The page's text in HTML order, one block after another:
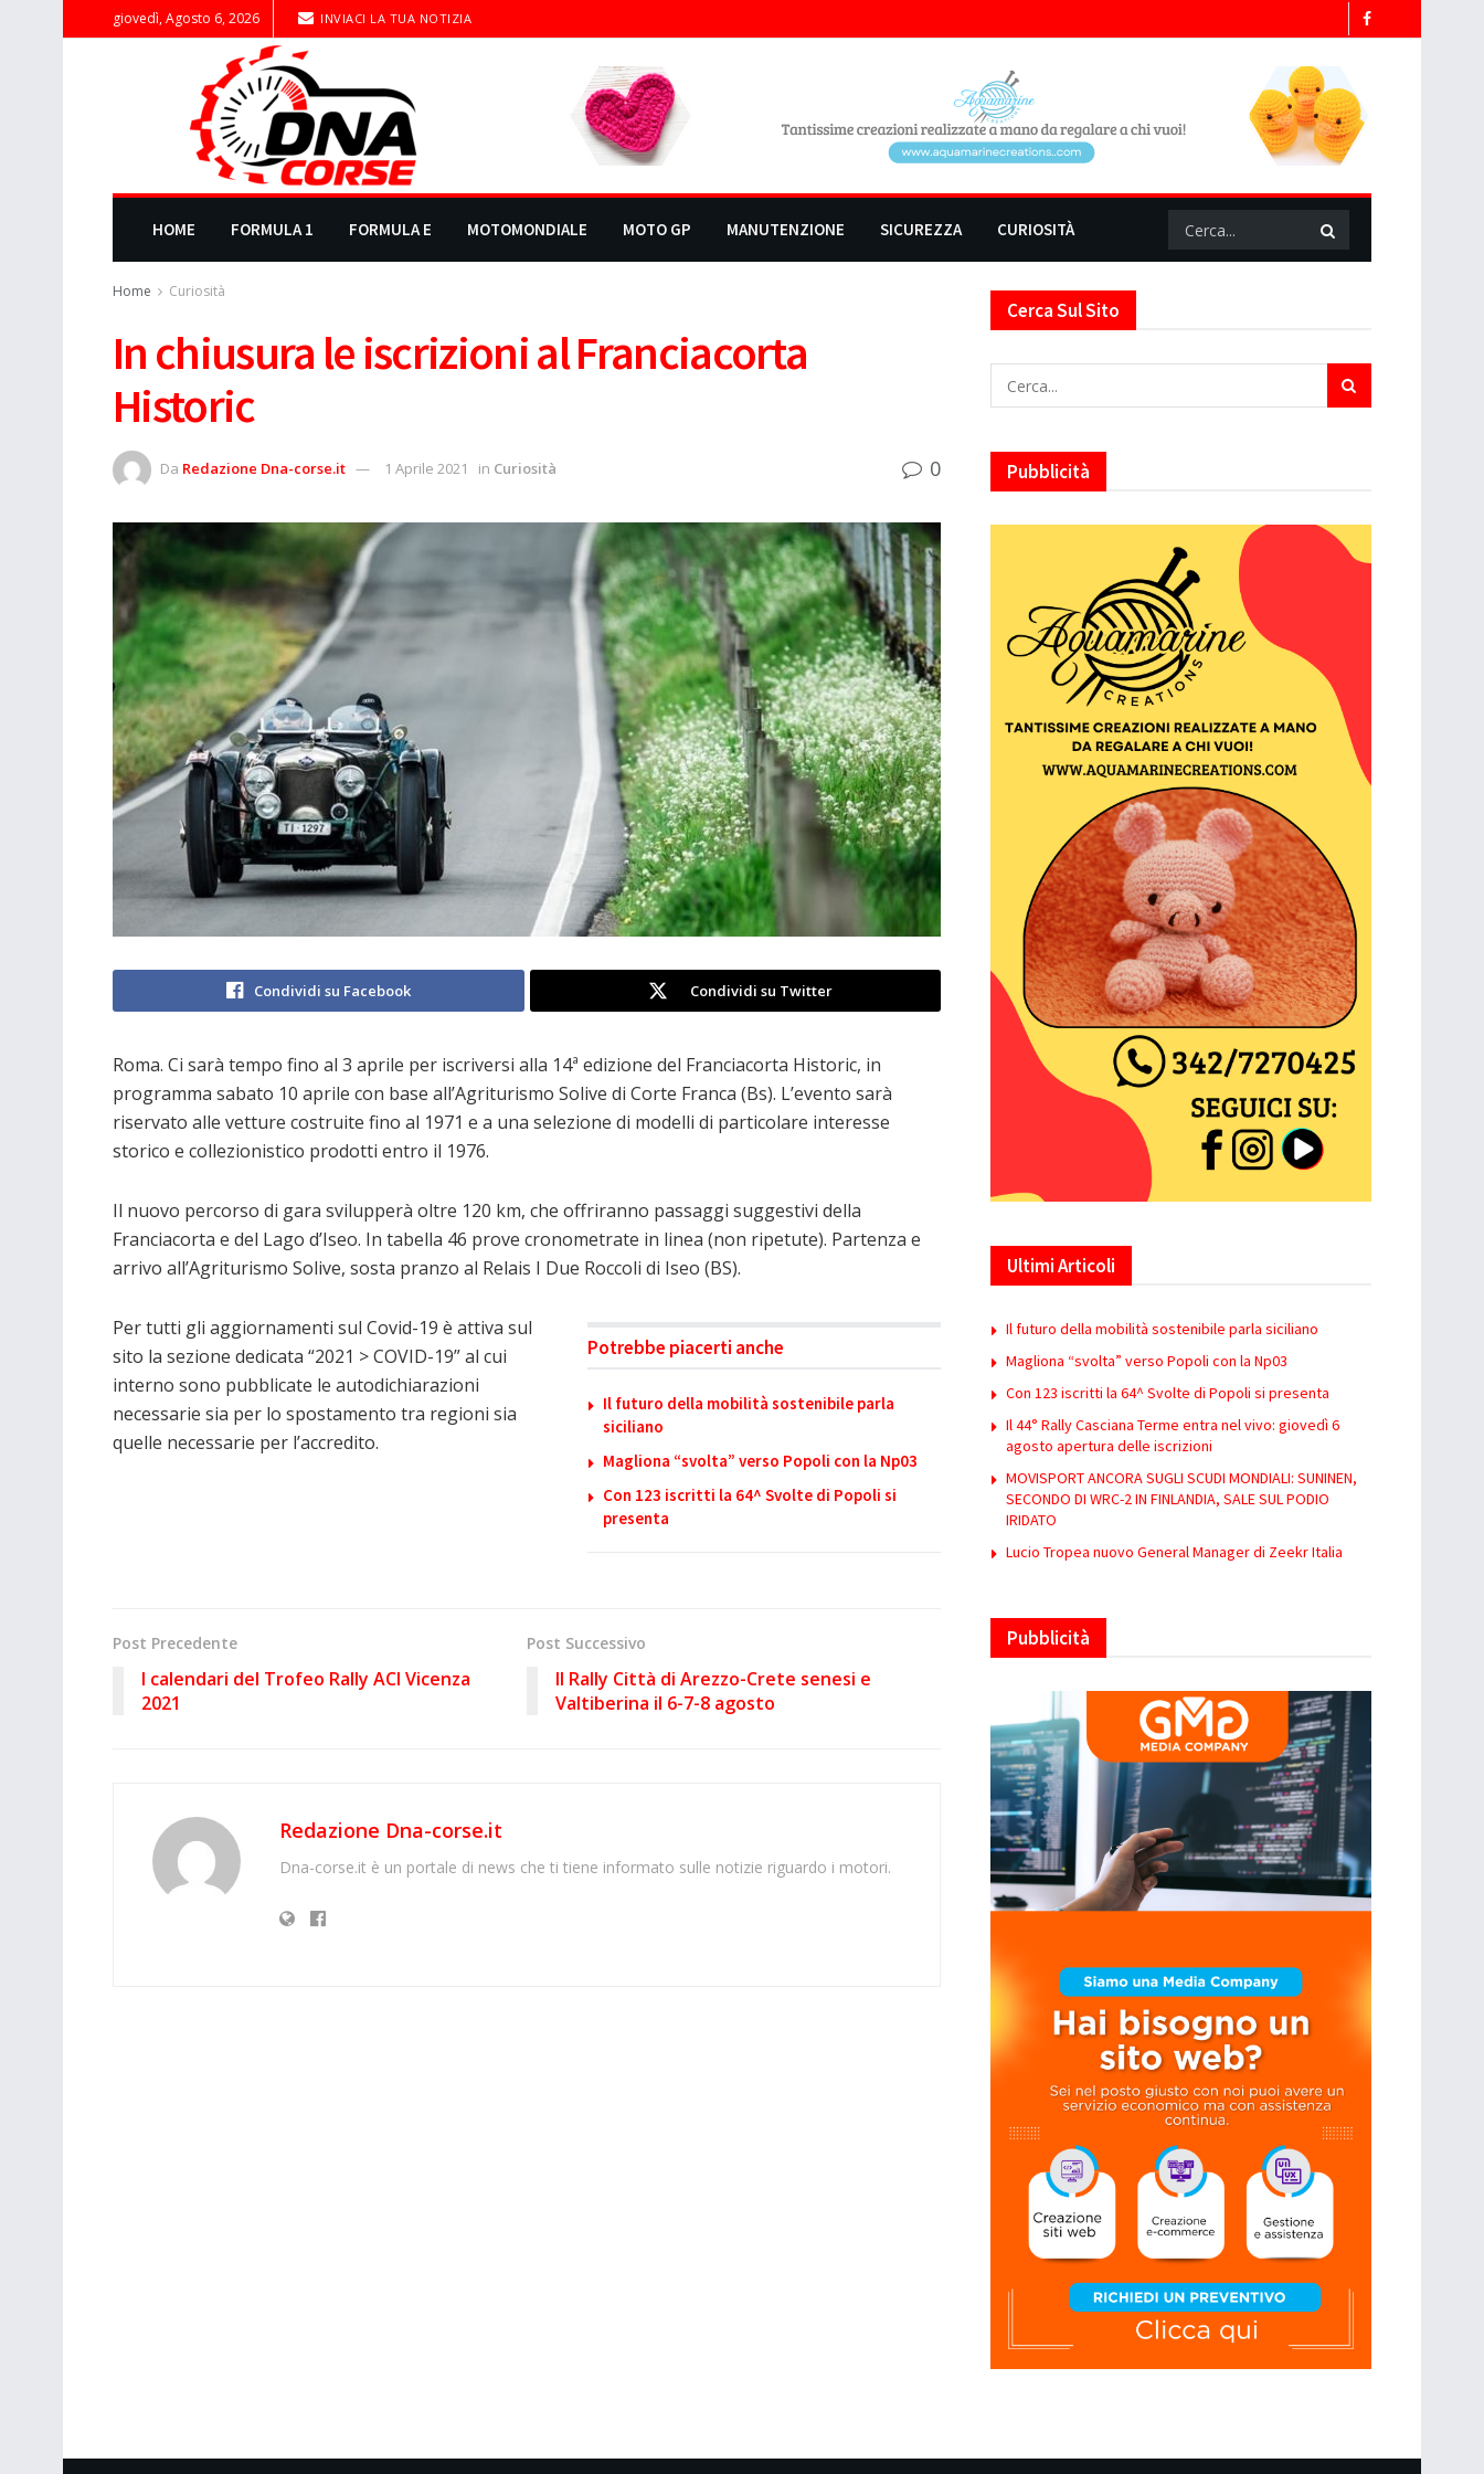
giovedì, Agosto 6, 2026 INVIACI LA TUA NOTIZIA
HOME FORMULA 1 FORMULA E MOTOMONDIALE MOTO GP MANUTENZIONE SICUREZZA CURIOSITÀ
Home Curiosità
In chiusura le iscrizioni al Franciacorta
Historic
Da Redazione Dna-corse.it 1 Aprile 2021 in Curiosità 0
Condividi su Facebook Condividi su Twitter
Roma. Ci sarà tempo fino al 3 aprile per iscriversi alla 14ª edizione del Franciacorta Historic, in
programma sabato 10 aprile con base all’Agriturismo Solive di Corte Franca (Bs). L’evento sarà
riservato alle vetture costruite fino al 1971 e a una selezione di modelli di particolare interesse
storico e collezionistico prodotti entro il 1976.
Il nuovo percorso di gara svilupperà oltre 120 km, che offriranno passaggi suggestivi della
Franciacorta e del Lago d’Iseo. In tabella 46 prove cronometrate in linea (non ripetute). Partenza e
arrivo all’Agriturismo Solive, sosta pranzo al Relais I Due Roccoli di Iseo (BS).
Potrebbe piacerti anche
Il futuro della mobilità sostenibile parla
siciliano
Magliona “svolta” verso Popoli con la Np03
Con 123 iscritti la 64^ Svolte di Popoli si
presenta
Per tutti gli aggiornamenti sul Covid-19 è attiva sul
sito la sezione dedicata “2021 > COVID-19” al cui
interno sono pubblicate le autodichiarazioni
necessarie sia per lo spostamento tra regioni sia
quelle necessarie per l’accredito.
Post Precedente
I calendari del Trofeo Rally ACI Vicenza
2021
Post Successivo
Il Rally Città di Arezzo-Crete senesi e
Valtiberina il 6-7-8 agosto
Redazione Dna-corse.it
Dna-corse.it è un portale di news che ti tiene informato sulle notizie riguardo i motori.
Cerca Sul Sito
Pubblicità
Ultimi Articoli
Il futuro della mobilità sostenibile parla siciliano
Magliona “svolta” verso Popoli con la Np03
Con 123 iscritti la 64^ Svolte di Popoli si presenta
Il 44° Rally Casciana Terme entra nel vivo: giovedì 6
agosto apertura delle iscrizioni
MOVISPORT ANCORA SUGLI SCUDI MONDIALI: SUNINEN,
SECONDO DI WRC-2 IN FINLANDIA, SALE SUL PODIO
IRIDATO
Lucio Tropea nuovo General Manager di Zeekr Italia
Pubblicità